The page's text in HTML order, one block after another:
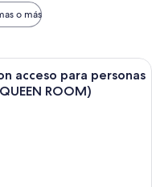
o más
de hotel con dos camas,
acceso para personas
ROOM)